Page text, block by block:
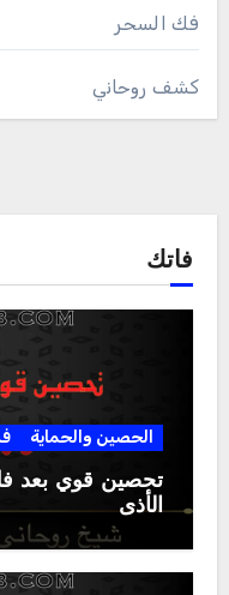
فك السحر
كشف روحاني
فاتك
الحصين والحماية
تحصين قوي بعد
الأذى